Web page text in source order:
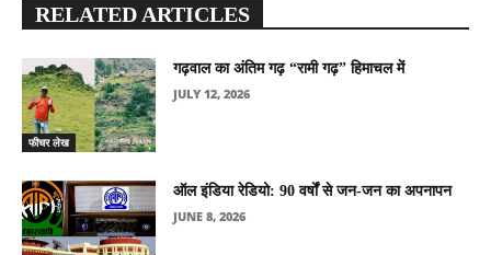
RELATED ARTICLES
फीचर लेख
गढ़वाल का अंतिम गढ़ “रामी गढ़” हिमाचल में
JULY 12, 2026
ऑल इंडिया रेडियो: 90 वर्षों से जन-जन का अपनापन
JUNE 8, 2026